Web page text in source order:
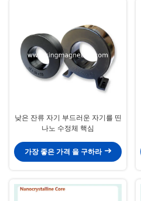
낮은 잔류 자기 부드러운 자기를 띤
나노 수정체 핵심
가장 좋은 가격 을 구하라